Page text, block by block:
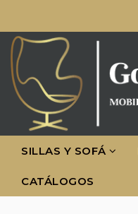
SILLAS Y SOFÁ
CATÁLOGOS